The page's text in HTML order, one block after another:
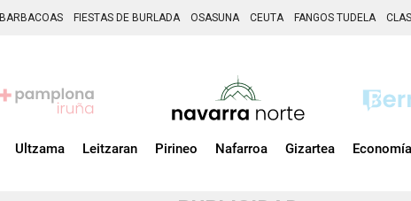
BARBACOAS FIESTAS DE BURLADA OSASUNA CEUTA FANGOS TUDELA
Ultzama Leitzaran Pirineo Nafarroa Gizartea Economía